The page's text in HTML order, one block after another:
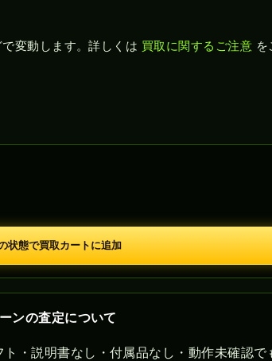
変動します。詳しくは 買取に関するご注意
状態で買取カートに追加
ンの査定について
・説明書なし・付属品なし・動作未確認で